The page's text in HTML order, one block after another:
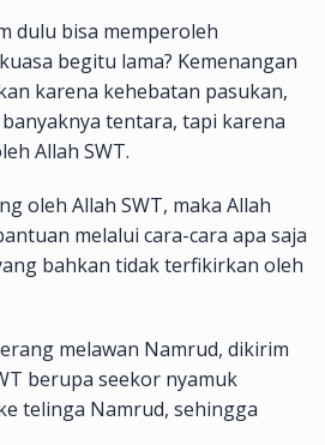
dulu bisa memperoleh
begitu lama? Kemenangan
karena kehebatan pasukan,
tentara, tapi karena
Allah SWT.
oleh Allah SWT, maka Allah
melalui cara-cara apa saja
bahkan tidak terfikirkan oleh
melawan Namrud, dikirim
berupa seekor nyamuk
telinga Namrud, sehingga